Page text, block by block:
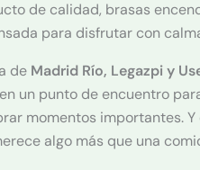
de calidad, brasas
para disfrutar con
de Madrid Río, Legazpi y
un punto de encuentro
momentos importantes. Y
algo más que una